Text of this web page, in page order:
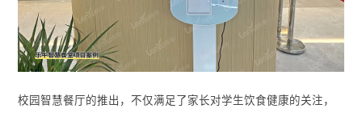
校园智慧餐厅的推出，不仅满足了家长对学生饮食健康的关注，